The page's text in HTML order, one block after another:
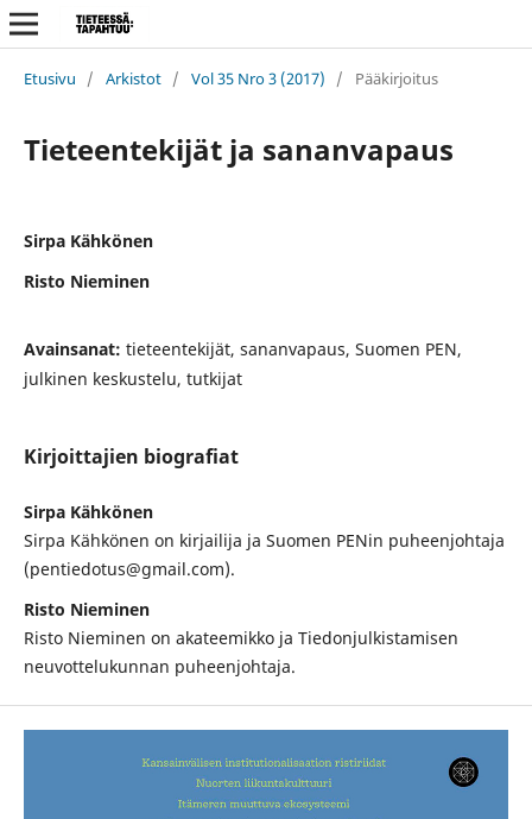
Etusivu / Arkistot / Vol 35 Nro 3 (2017) / Pääkirjoitus
Tieteentekijät ja sananvapaus
Sirpa Kähkönen
Risto Nieminen
Avainsanat: tieteentekijät, sananvapaus, Suomen PEN,
julkinen keskustelu, tutkijat
Kirjoittajien biografiat
Sirpa Kähkönen
Sirpa Kähkönen on kirjailija ja Suomen PENin puheenjohtaja
(pentiedotus@gmail.com).
Risto Nieminen
Risto Nieminen on akateemikko ja Tiedonjulkistamisen
neuvottelukunnan puheenjohtaja.